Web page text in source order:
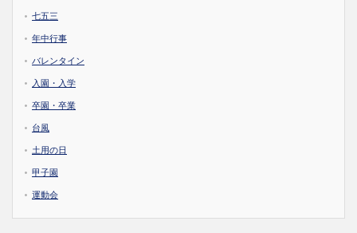
七五三
年中行事
バレンタイン
入園・入学
卒園・卒業
台風
土用の日
甲子園
運動会